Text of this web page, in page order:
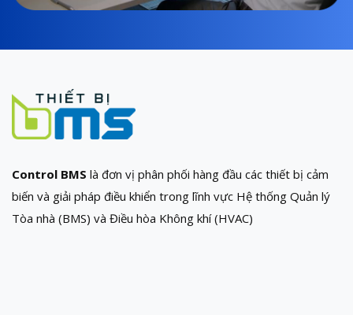
Control BMS là đơn vị phân phối hàng đầu các thiết bị cảm
biến và giải pháp điều khiển trong lĩnh vực Hệ thống Quản lý
Tòa nhà (BMS) và Điều hòa Không khí (HVAC)